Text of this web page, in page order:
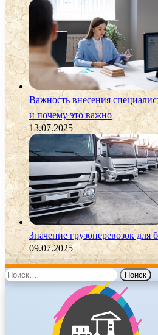
Важность внесения
и почему это важно
13.07.2025
Значение грузоперевозок для
09.07.2025
Найти: